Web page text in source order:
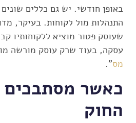
באופן חודשי. יש גם כללים
התנהלות מול לקוחות. בעיקר,
שעוסק פטור מוציא ללקוחותיו
עסקה, בעוד שרק עוסק מורשה
מס".
כאשר
החוק